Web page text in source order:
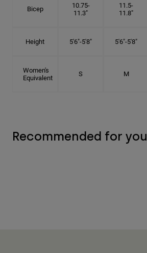
Bicep
10.75-
11.3"
11.5-
11.8"
Height 5'6"-5'8" 5'6"-5'8"
Women's
Equivalent
S M
Recommended for you